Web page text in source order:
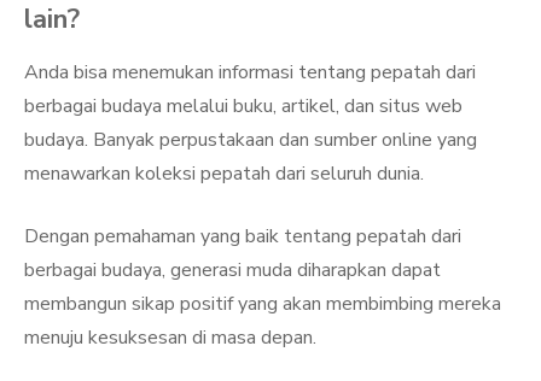
lain?
Anda bisa menemukan informasi tentang pepatah dari
berbagai budaya melalui buku, artikel, dan situs web
budaya. Banyak perpustakaan dan sumber online yang
menawarkan koleksi pepatah dari seluruh dunia.
Dengan pemahaman yang baik tentang pepatah dari
berbagai budaya, generasi muda diharapkan dapat
membangun sikap positif yang akan membimbing mereka
menuju kesuksesan di masa depan.